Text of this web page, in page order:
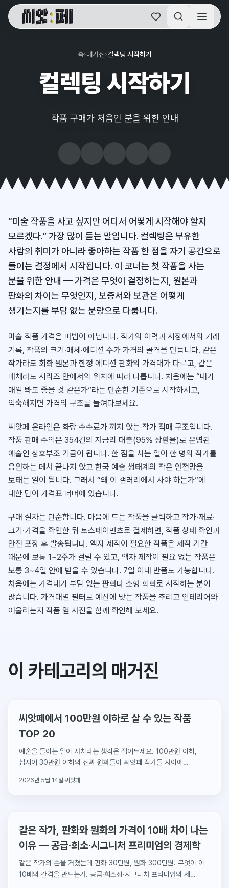
씨앗페 온라인 홈
홈›매거진›컬렉팅 시작하기
컬렉팅 시작하기
작품 구매가 처음인 분을 위한 안내
“미술 작품을 사고 싶지만 어디서 어떻게 시작해야 할지
모르겠다.” 가장 많이 듣는 말입니다. 컬렉팅은 부유한
사람의 취미가 아니라 좋아하는 작품 한 점을 자기 공간으로
들이는 결정에서 시작됩니다. 이 코너는 첫 작품을 사는
분을 위한 안내 — 가격은 무엇이 결정하는지, 원본과
판화의 차이는 무엇인지, 보증서와 보관은 어떻게
챙기는지를 부담 없는 분량으로 다룹니다.
미술 작품 가격은 마법이 아닙니다. 작가의 이력과 시장에서의 거래
기록, 작품의 크기·매체·에디션 수가 가격의 골격을 만듭니다. 같은
작가라도 회화 원본과 한정 에디션 판화의 가격대가 다르고, 같은
매체라도 시리즈 안에서의 위치에 따라 다릅니다. 처음에는 “내가
매일 봐도 좋을 것 같은가”라는 단순한 기준으로 시작하시고,
익숙해지면 가격의 구조를 들여다보세요.
씨앗페 온라인은 화랑 수수료가 끼지 않는 작가 직매 구조입니다.
작품 판매 수익은 354건의 저금리 대출(95% 상환율)로 운영된
예술인 상호부조 기금이 됩니다. 한 점을 사는 일이 한 명의 작가를
응원하는 데서 끝나지 않고 한국 예술 생태계의 작은 안전망을
보태는 일이 됩니다. 그래서 “왜 이 갤러리에서 사야 하는가”에
대한 답이 가격표 너머에 있습니다.
구매 절차는 단순합니다. 마음에 드는 작품을 클릭하고 작가·재료·
크기·가격을 확인한 뒤 토스페이먼츠로 결제하면, 작품 상태 확인과
안전 포장 후 발송됩니다. 액자 제작이 필요한 작품은 제작 기간
때문에 보통 1~2주가 걸릴 수 있고, 액자 제작이 필요 없는 작품은
보통 3~4일 안에 받을 수 있습니다. 7일 이내 반품도 가능합니다.
처음에는 가격대가 부담 없는 판화나 소형 회화로 시작하는 분이
많습니다. 가격대별 필터로 예산에 맞는 작품을 추리고 인테리어와
어울리는지 작품 옆 사진을 함께 확인해 보세요.
이 카테고리의 매거진
씨앗페에서 100만원 이하로 살 수 있는 작품
TOP 20
예술을 들이는 일이 사치라는 생각은 접어두세요. 100만원 이하,
심지어 30만원 이하의 진짜 원화들이 씨앗페 작가들 사이에
2026년 5월 14일·씨앗페
같은 작가, 판화와 원화의 가격이 10배 차이 나는
이유 — 공급·희소·시그니처 프리미엄의 경제학
같은 작가의 손을 거쳤는데 판화 30만원, 원화 300만원. 무엇이 이
10배의 간격을 만드는가. 공급·희소성·시그니처 프리미엄의 세